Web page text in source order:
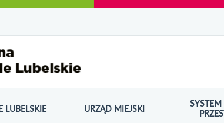
LUBELSKIE URZĄD MIEJSKIODNOŚNIK